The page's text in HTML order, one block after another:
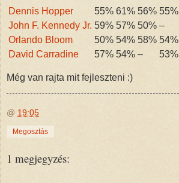
Dennis Hopper 55% 61% 56% 55%
John F. Kennedy Jr. 59% 57% 50% –
Orlando Bloom
50% 54% 58% 54%
David Carradine
57% 54% – 53%
Még van rajta mit fejleszteni :)
@ 19:05
Megosztás
1 megjegyzés: